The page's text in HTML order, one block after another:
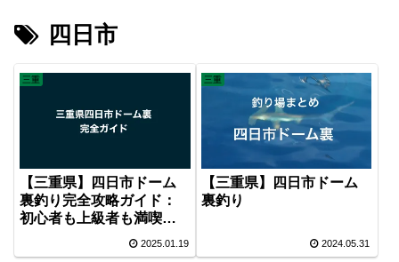
四日市
三重
【三重県】四日市ドーム
裏釣り完全攻略ガイド：
初心者も上級者も満喫で
きる釣り場の魅力を大公
開！
2025.01.19
三重
【三重県】四日市ドーム
裏釣り
2024.05.31